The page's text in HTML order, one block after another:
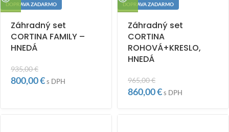
DOPRAVA ZADARMO
Záhradný set
CORTINA FAMILY –
HNEDÁ
935,00€
800,00€s DPH
DOPRAVA ZADARMO
Záhradný set
CORTINA
ROHOVÁ+KRESLO,
HNEDÁ
965,00€
860,00€s DPH